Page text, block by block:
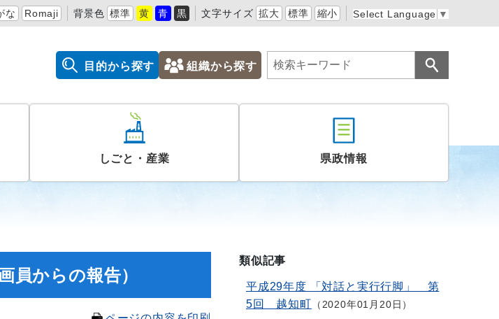
な Romaji 背景色 標準 黄 青 黒 文字サイズ 拡大 標準 縮小 Select Language ▼
目的から探す 組織から探す
しごと・産業 県政情報
員からの報告）
類似記事
平成29年度 「対話と実行行脚」 第
5回 越知町
2020年01月20日